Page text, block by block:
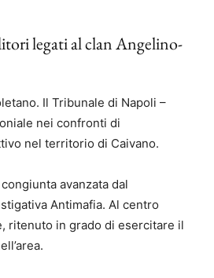
legati al clan Angelino-
Il Tribunale di Napoli –
nei confronti di
nel territorio di Caivano.
avanzata dal
Antimafia. Al centro
ritenuto in grado di esercitare il